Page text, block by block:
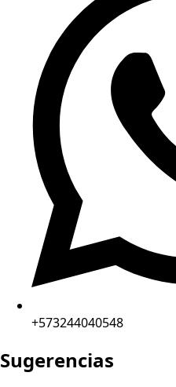
+573244040548
Sugerencias